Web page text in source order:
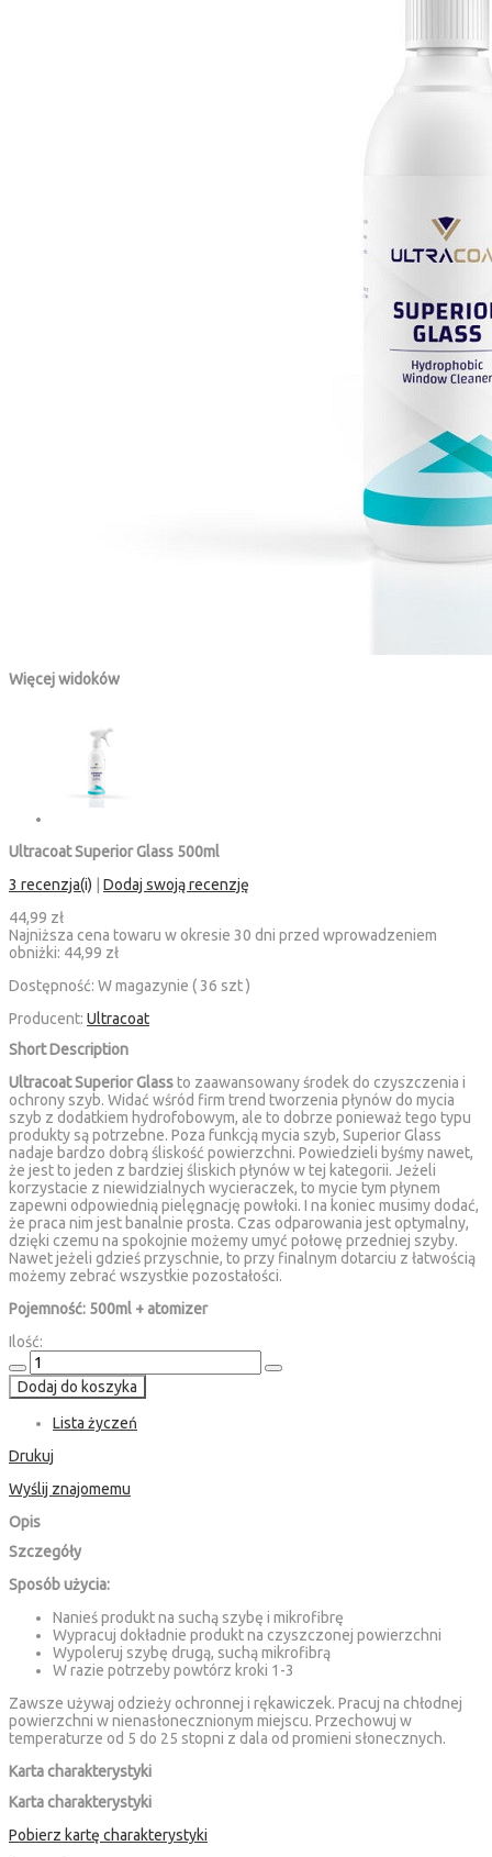
Więcej widoków
Ultracoat Superior Glass 500ml
3 recenzja(i)
Dodaj swoją recenzję
44,99 zł
Najniższa cena towaru w okresie 30 dni przed wprowadzeniem
obniżki: 44,99 zł
Dostępność: W magazynie ( 36 szt )
Producent: Ultracoat
Short Description
Ultracoat Superior Glassto zaawansowany środek do czyszczenia i
ochrony szyb. Widać wśród firm trend tworzenia płynów do mycia
szyb z dodatkiem hydrofobowym, ale to dobrze ponieważ tego typu
produkty są potrzebne. Poza funkcją mycia szyb, Superior Glass
nadaje bardzo dobrą śliskość powierzchni. Powiedzieli byśmy nawet,
że jest to jeden z bardziej śliskich płynów w tej kategorii. Jeżeli
korzystacie z niewidzialnych wycieraczek, to mycie tym płynem
zapewni odpowiednią pielęgnację powłoki. I na koniec musimy dodać,
że praca nim jest banalnie prosta. Czas odparowania jest optymalny,
dzięki czemu na spokojnie możemy umyć połowę przedniej szyby.
Nawet jeżeli gdzieś przyschnie, to przy finalnym dotarciu z łatwością
możemy zebrać wszystkie pozostałości.
Pojemność: 500ml + atomizer
Ilość:
Dodaj do koszyka
Lista życzeń
Drukuj
Wyślij znajomemu
Opis
Szczegóły
Sposób użycia:
Nanieś produkt na suchą szybę i mikrofibrę
Wypracuj dokładnie produkt na czyszczonej powierzchni
Wypoleruj szybę drugą, suchą mikrofibrą
W razie potrzeby powtórz kroki 1-3
Zawsze używaj odzieży ochronnej i rękawiczek. Pracuj na chłodnej
powierzchni w nienasłonecznionym miejscu. Przechowuj w
temperaturze od 5 do 25 stopni z dala od promieni słonecznych.
Karta charakterystyki
Karta charakterystyki
Pobierz kartę charakterystyki